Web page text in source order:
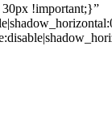
30px !important;}”